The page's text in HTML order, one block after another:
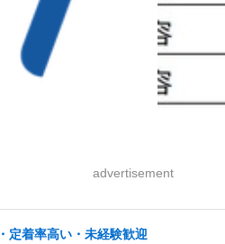
advertisement
定着率高い・未経験歓迎